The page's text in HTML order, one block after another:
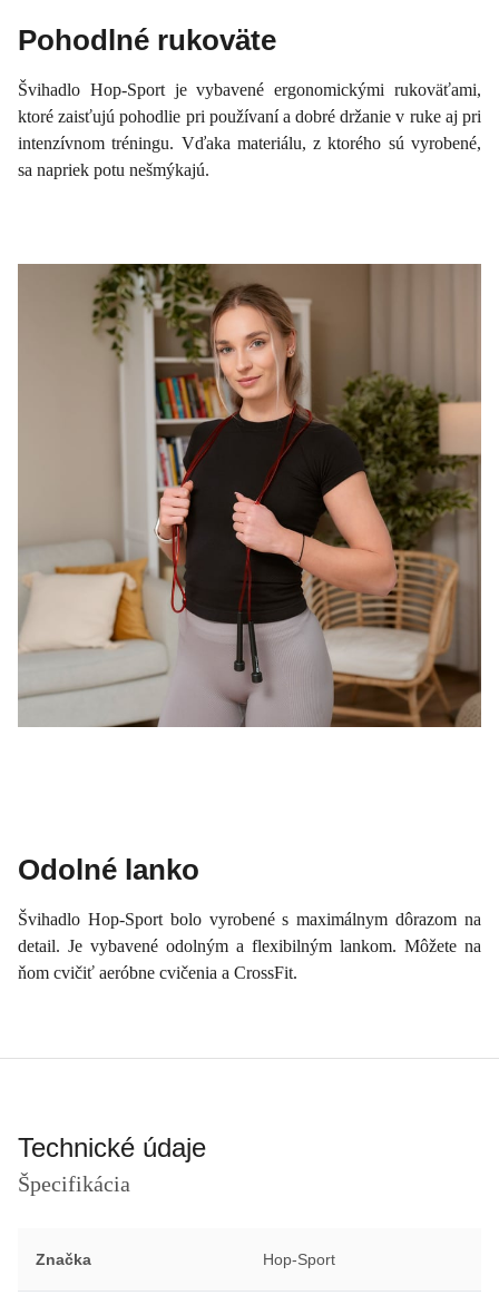
Pohodlné rukoväte
Švihadlo Hop-Sport je vybavené ergonomickými rukoväťami,
ktoré zaisťujú pohodlie pri používaní a dobré držanie v ruke aj pri
intenzívnom tréningu. Vďaka materiálu, z ktorého sú vyrobené,
sa napriek potu nešmýkajú.
Odolné lanko
Švihadlo Hop-Sport bolo vyrobené s maximálnym dôrazom na
detail. Je vybavené odolným a flexibilným lankom. Môžete na
ňom cvičiť aeróbne cvičenia a CrossFit.
Technické údaje
Špecifikácia
Značka Hop-Sport